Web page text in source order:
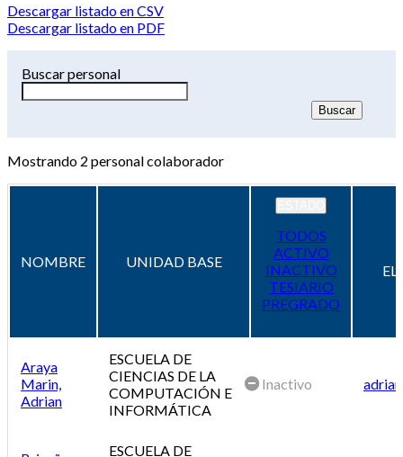
Descargar listado en CSV
Descargar listado en PDF
Buscar personal
Mostrando 2 personal colaborador
NOMBRE UNIDAD BASE
TODOS
ACTIVO
INACTIVO
TESIARIO
PREGRADO
Araya
Marin,
Adrian
ESCUELA DE
CIENCIAS DE LA
COMPUTACIÓN E
INFORMÁTICA
Inactivo
ESCUELA DE